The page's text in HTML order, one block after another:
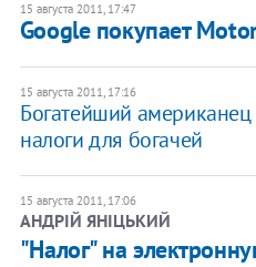
15 августа 2011, 17:47
Google покупает
15 августа 2011, 17:16
Богатейший американец
налоги для богачей
15 августа 2011, 17:06
АНДРІЙ ЯНІЦЬКИЙ
"Налог" на